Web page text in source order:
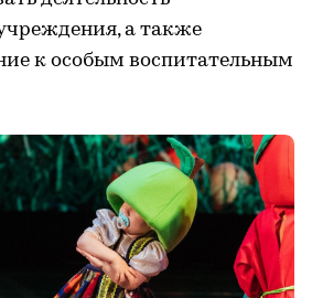
а также
к особым воспитательным